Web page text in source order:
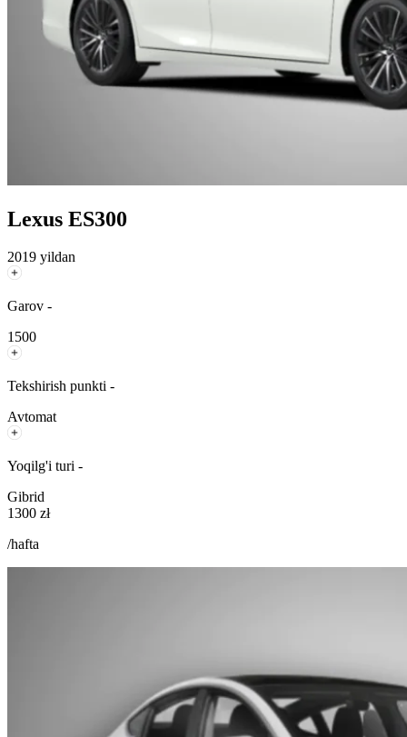
Lexus ES300
2019 yildan
Garov -
1500
Tekshirish punkti -
Avtomat
Yoqilg'i turi -
Gibrid
1300 zł
/hafta